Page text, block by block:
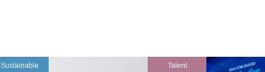
Sustainable Talent